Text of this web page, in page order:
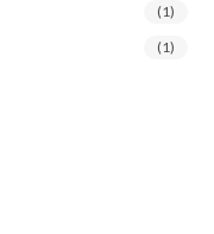
(1)
(1)